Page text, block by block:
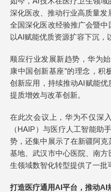
深化医改、推动行业高质量
全国深化医改经验推广会暨中
以AI赋能优质资源扩容下沉，
顺应行业发展新趋势，华为
康中国创新基座”的理念，积
创新应用，持续推动AI赋能
提质增效与改革创新。
在此次会议上，华为不仅深
（HAIP）与医疗人工智能助
势，还集中展示了在新疆阿
基地、武汉市中心医院、南
生领域数智化转型提供了一批
打造医疗通用AI平台，推动AI